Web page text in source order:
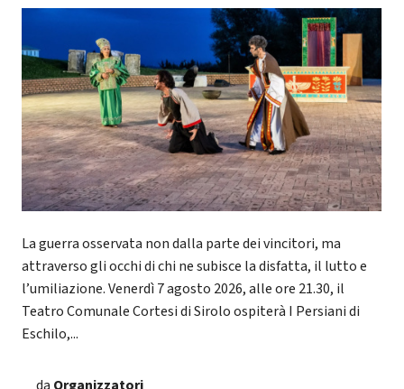
La guerra osservata non dalla parte dei vincitori, ma
attraverso gli occhi di chi ne subisce la disfatta, il lutto e
l’umiliazione. Venerdì 7 agosto 2026, alle ore 21.30, il
Teatro Comunale Cortesi di Sirolo ospiterà I Persiani di
Eschilo,...